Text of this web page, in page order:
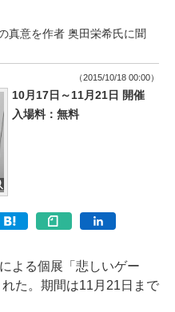
真意を作者 奥田栄希氏に聞
（2015/10/18 00:00）
10月17日～11月21日 開催
入場料：無料
よる個展「悲しいゲー
た。期間は11月21日まで